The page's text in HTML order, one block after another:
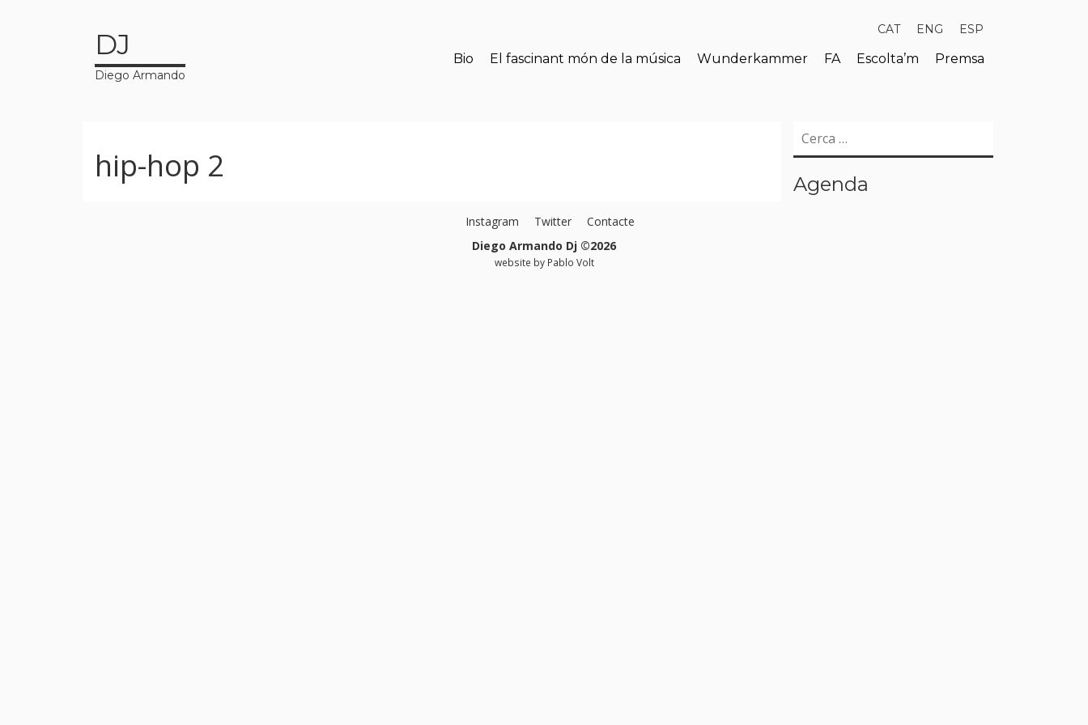
CAT ENG ESP
DJ
Diego Armando
Bio El fascinant món de la música Wunderkammer FA Escolta’m Premsa
hip-hop 2
Cerca:
Agenda
Instagram Twitter
Contacte
Diego Armando Dj ©2026
website by Pablo Volt